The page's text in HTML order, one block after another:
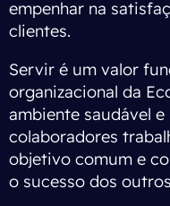
empenhar na
clientes.
Servir é um valor
organizacional da
ambiente saudável
colaboradores
objetivo comum e
o sucesso dos